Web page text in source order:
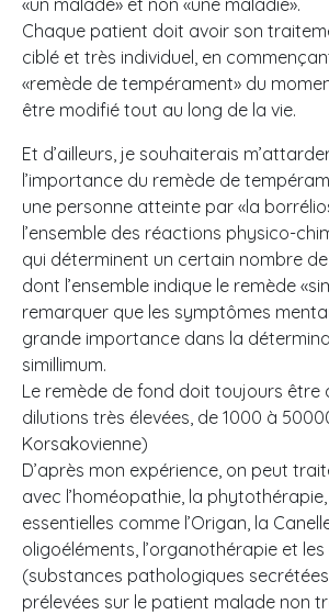
Chaque patient doit avoir son
ciblé et très individuel, en
«remède de tempérament» du
être modifié tout au long de la vie.
Et d’ailleurs, je souhaiterais
l’importance du remède de
une personne atteinte par «la
l’ensemble des réactions physico-
qui déterminent un certain nombre
dont l’ensemble indique le remède
remarquer que les symptômes
grande importance dans la
simillimum.
Le remède de fond doit toujours être
dilutions très élevées, de 1000 à
Korsakovienne)
D’après mon expérience, on peut
avec l’homéopathie, la
essentielles comme l’Origan, la
oligoéléments, l’organothérapie et les
(substances pathologiques
prélevées sur le patient malade non